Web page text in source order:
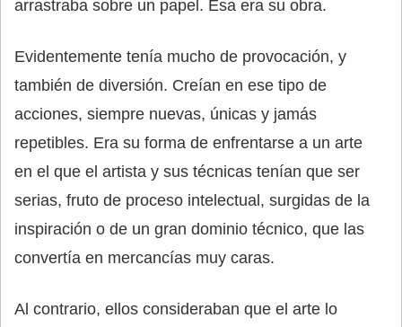
arrastraba sobre un papel. Esa era su obra.
Evidentemente tenía mucho de provocación, y
también de diversión. Creían en ese tipo de
acciones, siempre nuevas, únicas y jamás
repetibles. Era su forma de enfrentarse a un arte
en el que el artista y sus técnicas tenían que ser
serias, fruto de proceso intelectual, surgidas de la
inspiración o de un gran dominio técnico, que las
convertía en mercancías muy caras.
Al contrario, ellos consideraban que el arte lo